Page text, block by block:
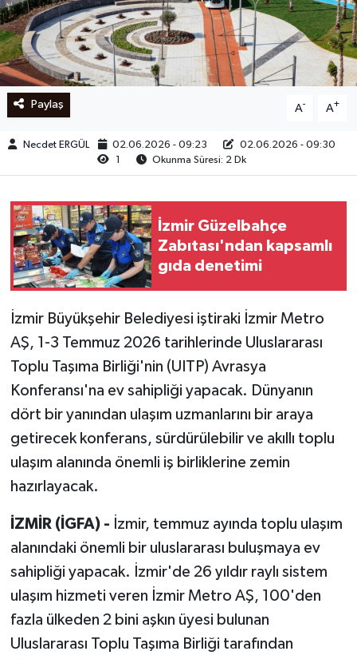
Paylaş A- A+
Necdet ERGÜL 02.06.2026 - 09:23
02.06.2026 - 09:30
1
Okunma Süresi: 2 Dk
İzmir Güzelbahçe
Zabıtası'ndan kapsamlı
gıda denetimi
İzmir Büyükşehir Belediyesi iştiraki İzmir Metro
AŞ, 1-3 Temmuz 2026 tarihlerinde Uluslararası
Toplu Taşıma Birliği'nin (UITP) Avrasya
Konferansı'na ev sahipliği yapacak. Dünyanın
dört bir yanından ulaşım uzmanlarını bir araya
getirecek konferans, sürdürülebilir ve akıllı toplu
ulaşım alanında önemli iş birliklerine zemin
hazırlayacak.
İZMİR (İGFA) - İzmir, temmuz ayında toplu ulaşım
alanındaki önemli bir uluslararası buluşmaya ev
sahipliği yapacak. İzmir'de 26 yıldır raylı sistem
ulaşım hizmeti veren İzmir Metro AŞ, 100'den
fazla ülkeden 2 bini aşkın üyesi bulunan
Uluslararası Toplu Taşıma Birliği tarafından
Ege
İzmir
İletişim
Künye